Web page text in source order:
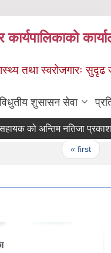
तथा स्वरोजगारः
विधुतीय शुसासन सेवा
रोजगार सहायक को अन्तिम
« first ‹